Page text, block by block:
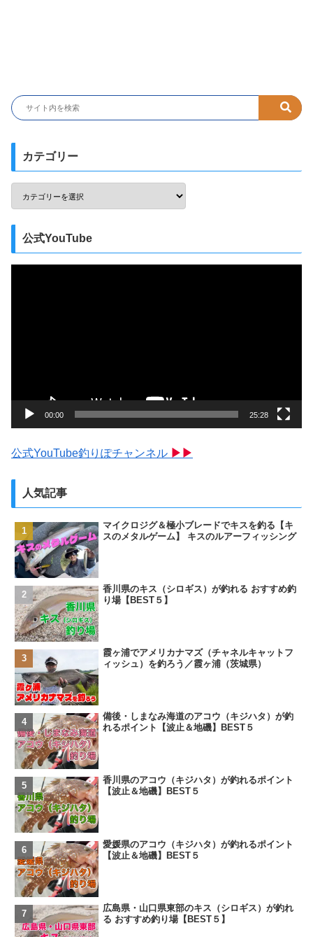
カテゴリー
公式YouTube
00:00 25:28
公式YouTube釣りぽチャンネル ▶▶
人気記事
マイクロジグ＆極小ブレードでキスを釣る【キ
スのメタルゲーム】 キスのルアーフィッシング
香川県のキス（シロギス）が釣れる おすすめ釣
り場【BEST５】
霞ヶ浦でアメリカナマズ（チャネルキャットフ
ィッシュ）を釣ろう／霞ヶ浦（茨城県）
備後・しまなみ海道のアコウ（キジハタ）が釣
れるポイント【波止＆地磯】BEST５
香川県のアコウ（キジハタ）が釣れるポイント
【波止＆地磯】BEST５
愛媛県のアコウ（キジハタ）が釣れるポイント
【波止＆地磯】BEST５
広島県・山口県東部のキス（シロギス）が釣れ
る おすすめ釣り場【BEST５】